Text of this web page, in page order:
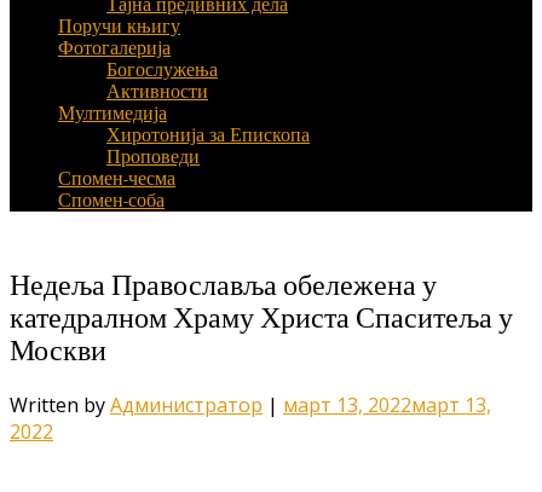
Тајна предивних дела
Поручи књигу
Фотогалерија
Богослужења
Активности
Мултимедија
Хиротонија за Епископа
Проповеди
Спомен-чесма
Спомен-соба
Недеља Православља обележена у
катедралном Храму Христа Спаситеља у
Москви
Written byАдминистратор | март 13, 2022март 13,
2022